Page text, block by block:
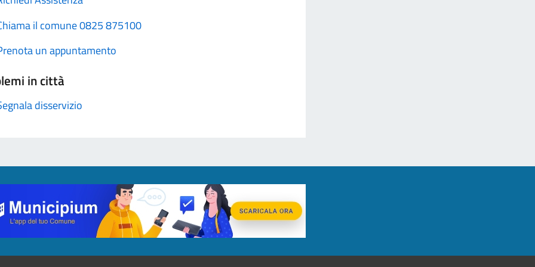
il comune 0825 875100
un appuntamento
in città
disservizio